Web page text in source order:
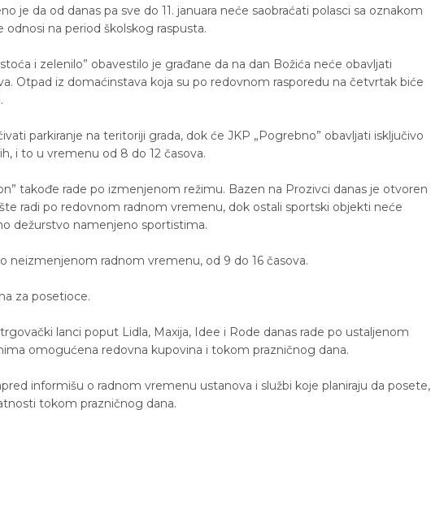
je da od danas pa sve do 11. januara neće saobraćati polasci sa oznakom
odnosi na period školskog raspusta.
i zelenilo” obavestilo je građane da na dan Božića neće obavljati
Otpad iz domaćinstava koja su po redovnom rasporedu na četvrtak biće
parkiranje na teritoriji grada, dok će JKP „Pogrebno” obavljati isključivo
i to u vremenu od 8 do 12 časova.
takođe rade po izmenjenom režimu. Bazen na Prozivci danas je otvoren
radi po redovnom radnom vremenu, dok ostali sportski objekti neće
dežurstvo namenjeno sportistima.
neizmenjenom radnom vremenu, od 9 do 16 časova.
za posetioce.
lanci poput Lidla, Maxija, Idee i Rode danas rade po ustaljenom
omogućena redovna kupovina i tokom prazničnog dana.
informišu o radnom vremenu ustanova i službi koje planiraju da posete,
tokom prazničnog dana.